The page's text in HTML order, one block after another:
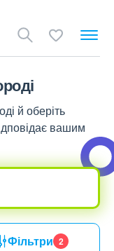
й оберіть
вашим
Фільтри 2